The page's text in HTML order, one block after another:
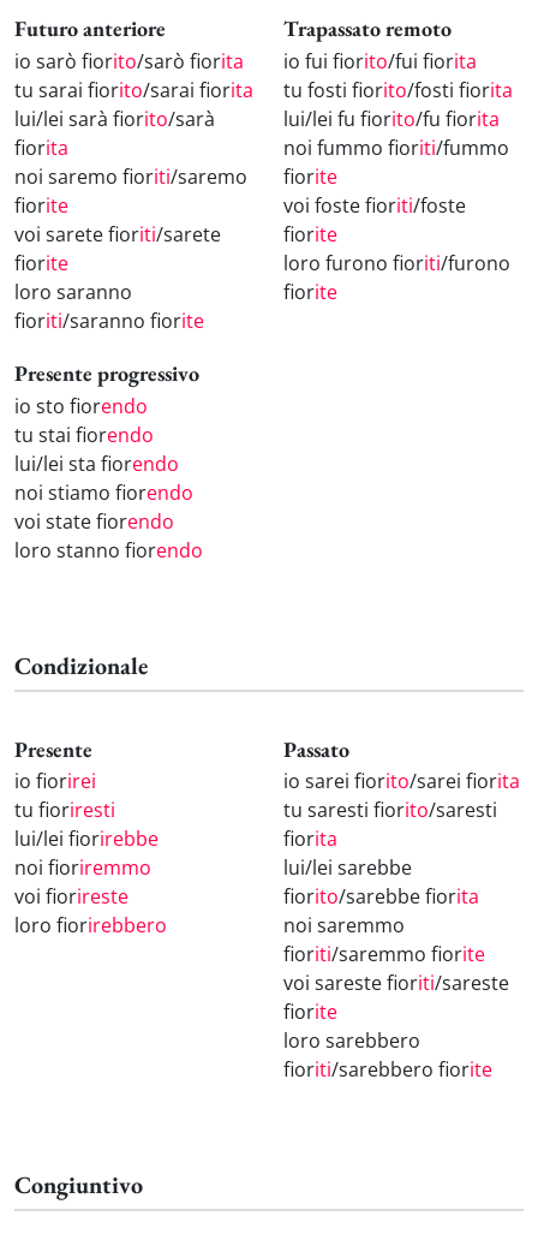
Futuro anteriore
io sarò fiorito/sarò fiorita
tu sarai fiorito/sarai fiorita
lui/lei sarà fiorito/sarà
fiorita
noi saremo fioriti/saremo
fiorite
voi sarete fioriti/sarete
fiorite
loro saranno
fioriti/saranno fiorite
Trapassato remoto
io fui fiorito/fui fiorita
tu fosti fiorito/fosti fiorita
lui/lei fu fiorito/fu fiorita
noi fummo fioriti/fummo
fiorite
voi foste fioriti/foste
fiorite
loro furono fioriti/furono
fiorite
Presente progressivo
io sto fiorendo
tu stai fiorendo
lui/lei sta fiorendo
noi stiamo fiorendo
voi state fiorendo
loro stanno fiorendo
Condizionale
Presente
io fiorirei
tu fioriresti
lui/lei fiorirebbe
noi fioriremmo
voi fiorireste
loro fiorirebbero
Passato
io sarei fiorito/sarei fiorita
tu saresti fiorito/saresti
fiorita
lui/lei sarebbe
fiorito/sarebbe fiorita
noi saremmo
fioriti/saremmo fiorite
voi sareste fioriti/sareste
fiorite
loro sarebbero
fioriti/sarebbero fiorite
Congiuntivo